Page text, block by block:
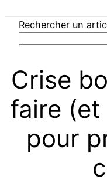
Rechercher un
Crise
faire (et
pour